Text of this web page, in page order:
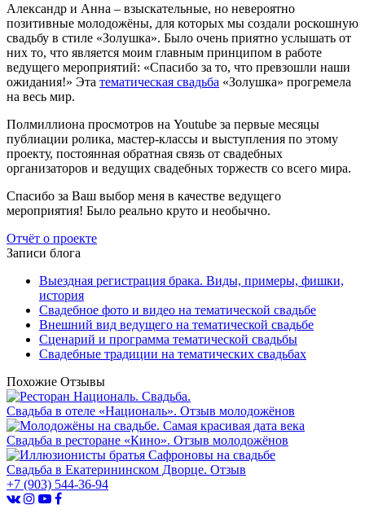
Александр и Анна – взыскательные, но невероятно
позитивные молодожёны, для которых мы создали роскошную
свадьбу в стиле «Золушка». Было очень приятно услышать от
них то, что является моим главным принципом в работе
ведущего мероприятий: «Спасибо за то, что превзошли наши
ожидания!» Эта тематическая свадьба «Золушка» прогремела
на весь мир.
Полмиллиона просмотров на Youtube за первые месяцы
публиации ролика, мастер-классы и выступления по этому
проекту, постоянная обратная связь от свадебных
организаторов и ведущих свадебных торжеств со всего мира.
Спасибо за Ваш выбор меня в качестве ведущего
мероприятия! Было реально круто и необычно.
Отчёт о проекте
Записи блога
Выездная регистрация брака. Виды, примеры, фишки,
история
Свадебное фото и видео на тематической свадьбе
Внешний вид ведущего на тематической свадьбе
Сценарий и программа тематической свадьбы
Свадебные традиции на тематических свадьбах
Похожие Отзывы
Свадьба в отеле «Националь». Отзыв молодожёнов
Свадьба в ресторане «Кино». Отзыв молодожёнов
Свадьба в Екатерининском Дворце. Отзыв
+7 (903) 544-36-94